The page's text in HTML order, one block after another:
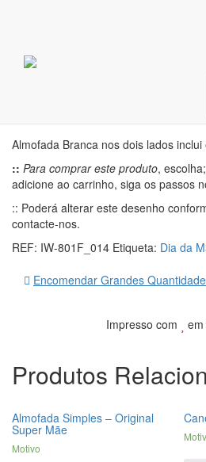
Almofada
Almofada Branca nos dois lados inclui
:: Para comprar este produto,
adicione ao carrinho, siga os passos
:: Poderá alterar este desenho
contacte-nos.
REF: IW-801F_014 Etiqueta: Dia da
Encomendar Grandes
Impresso com
Produtos
Almofada Simples – Original
Super Mãe
Motivo